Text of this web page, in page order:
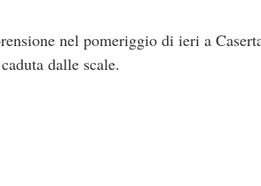
nel pomeriggio di ieri a
dalle scale.